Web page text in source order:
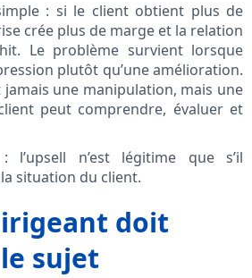
: si le client obtient plus de
crée plus de marge et la relation
Le problème survient lorsque
plutôt qu’une amélioration.
jamais une manipulation, mais une
peut comprendre, évaluer et
: l’upsell n’est légitime que s’il
situation du client.
doit
sujet